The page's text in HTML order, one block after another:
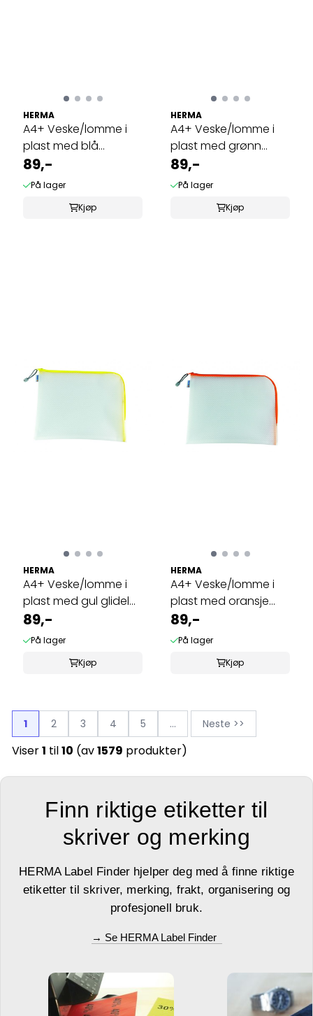
HERMA
A4+ Veske/lomme i
plast med blå
glidelås 36x28cm
89,-
På lager
Kjøp
HERMA
A4+ Veske/lomme i
plast med grønn
glidelås ...
89,-
På lager
Kjøp
HERMA
A4+ Veske/lomme i
plast med gul glidelås
36x28cm
89,-
På lager
Kjøp
HERMA
A4+ Veske/lomme i
plast med oransje
glidelås ...
89,-
På lager
Kjøp
1 2 3 4 5 ... Neste >>
Viser1 til10 (av1579 produkter)
Finn riktige etiketter til
skriver og merking
HERMA Label Finder hjelper deg med å finne riktige
etiketter til skriver, merking, frakt, organisering og
profesjonell bruk.
→ Se HERMA Label Finder